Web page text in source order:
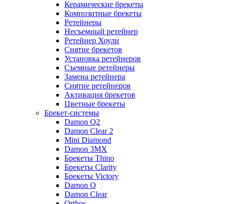
Керамические брекеты
Композитные брекеты
Ретейнеры
Несъемный ретейнер
Ретейнер Хоули
Снятие брекетов
Установка ретейнеров
Съемные ретейнеры
Замена ретейнера
Снятие ретейнеров
Активация брекетов
Цветные брекеты
Брекет-системы
Damon Q2
Damon Clear 2
Mini Diamond
Damon 3MX
Брекеты Thino
Брекеты Clarity
Брекеты Victory
Damon Q
Damon Clear